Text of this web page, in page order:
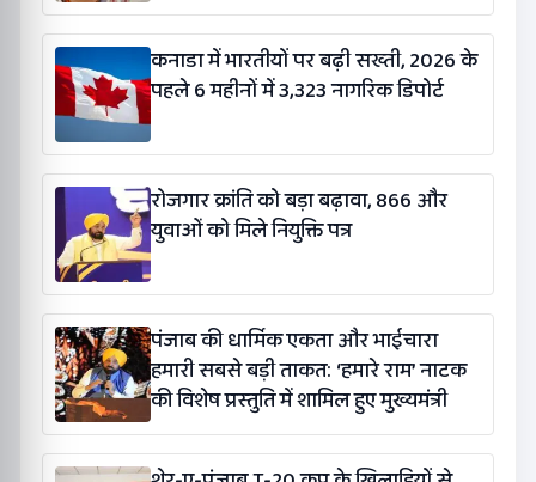
कनाडा में भारतीयों पर बढ़ी सख्ती, 2026 के
पहले 6 महीनों में 3,323 नागरिक डिपोर्ट
रोजगार क्रांति को बड़ा बढ़ावा, 866 और
युवाओं को मिले नियुक्ति पत्र
पंजाब की धार्मिक एकता और भाईचारा
हमारी सबसे बड़ी ताकत: ‘हमारे राम’ नाटक
की विशेष प्रस्तुति में शामिल हुए मुख्यमंत्री